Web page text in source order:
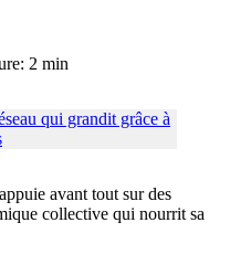
2 min
avant tout sur des
collective qui nourrit sa